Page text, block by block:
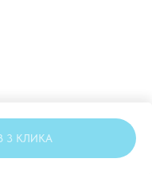
3 КЛИКА